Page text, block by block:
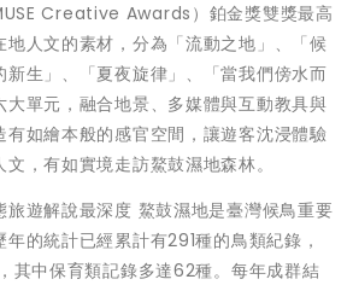
Creative Awards）鉑金獎雙獎最高
人文的素材，分為「流動之地」、「候
新生」、「夏夜旋律」、「當我們傍水而
大單元，融合地景、多媒體與互動教具與
有如繪本般的感官空間，讓遊客沈浸體驗
，有如實境走訪鰲鼓濕地森林。
旅遊解說最深度 鰲鼓濕地是臺灣候鳥重要
的統計已經累計有291種的鳥類紀錄，
其中保育類記錄多達62種。每年成群結